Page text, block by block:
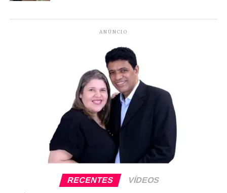
ANÚNCIO
RECENTES VÍDEOS